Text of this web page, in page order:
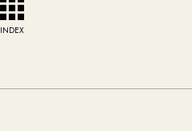
INDEX